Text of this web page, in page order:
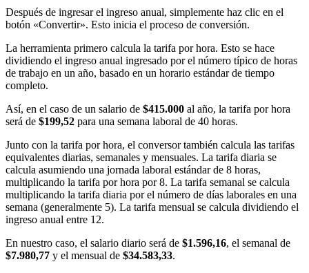
Después de ingresar el ingreso anual, simplemente haz clic en el
botón «Convertir». Esto inicia el proceso de conversión.
La herramienta primero calcula la tarifa por hora. Esto se hace
dividiendo el ingreso anual ingresado por el número típico de horas
de trabajo en un año, basado en un horario estándar de tiempo
completo.
Así, en el caso de un salario de $415.000 al año, la tarifa por hora
será de $199,52 para una semana laboral de 40 horas.
Junto con la tarifa por hora, el conversor también calcula las tarifas
equivalentes diarias, semanales y mensuales. La tarifa diaria se
calcula asumiendo una jornada laboral estándar de 8 horas,
multiplicando la tarifa por hora por 8. La tarifa semanal se calcula
multiplicando la tarifa diaria por el número de días laborales en una
semana (generalmente 5). La tarifa mensual se calcula dividiendo el
ingreso anual entre 12.
En nuestro caso, el salario diario será de $1.596,16, el semanal de
$7.980,77 y el mensual de $34.583,33.